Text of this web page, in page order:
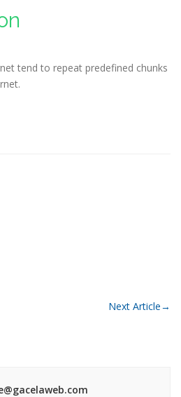
tend to repeat predefined chunks
Next Article→